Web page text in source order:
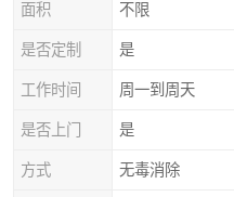
面积 不限
是否定制 是
工作时间 周一到周天
是否上门 是
方式 无毒消除